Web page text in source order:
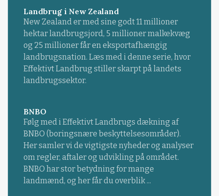
Landbrug i New Zealand
New Zealand er med sine godt 11 millioner
hektar landbrugsjord, 5 millioner malkekvæg
og 25 millioner får en eksportafhængig
landbrugsnation. Læs med i denne serie, hvor
Effektivt Landbrug stiller skarpt på landets
landbrugssektor.
BNBO
Følg med i Effektivt Landbrugs dækning af
BNBO (boringsnære beskyttelsesområder).
Her samler vi de vigtigste nyheder og analyser
om regler, aftaler og udvikling på området.
BNBO har stor betydning for mange
landmænd, og her får du overblik ...